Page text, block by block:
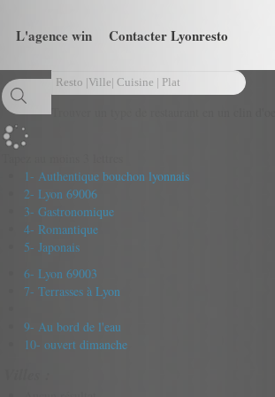
L'agence win Contacter Lyonresto
1- Authentique bouchon lyonnais
2- Lyon 69006
3- Gastronomique
4- Romantique
5- Japonais
6- Lyon 69003
7- Terrasses à Lyon
9- Au bord de l'eau
10- ouvert dimanche